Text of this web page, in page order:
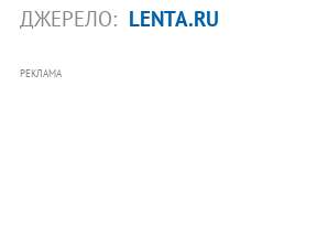
ДЖЕРЕЛО: LENTA.RU
РЕКЛАМА